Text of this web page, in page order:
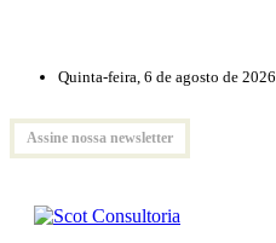
Quinta-feira, 6 de agosto de 2026
Assine nossa newsletter